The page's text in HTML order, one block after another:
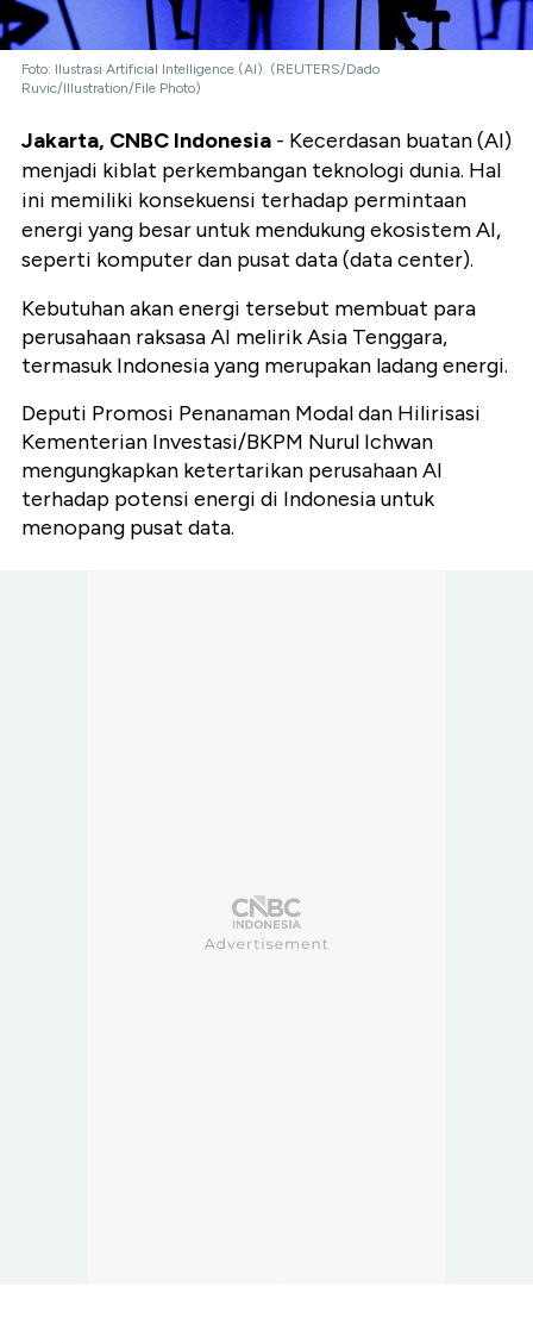
Foto: Ilustrasi Artificial Intelligence (AI). (REUTERS/Dado
Ruvic/Illustration/File Photo)
Jakarta, CNBC Indonesia - Kecerdasan buatan (AI)
menjadi kiblat perkembangan teknologi dunia. Hal
ini memiliki konsekuensi terhadap permintaan
energi yang besar untuk mendukung ekosistem AI,
seperti komputer dan pusat data (data center).
Kebutuhan akan energi tersebut membuat para
perusahaan raksasa AI melirik Asia Tenggara,
termasuk Indonesia yang merupakan ladang energi.
Deputi Promosi Penanaman Modal dan Hilirisasi
Kementerian Investasi/BKPM Nurul Ichwan
mengungkapkan ketertarikan perusahaan AI
terhadap potensi energi di Indonesia untuk
menopang pusat data.